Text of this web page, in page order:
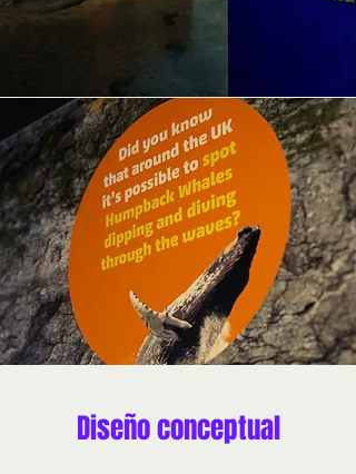
Diseño conceptual